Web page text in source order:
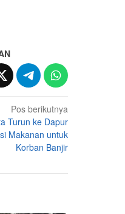
Pos berikutnya
Turun ke Dapur
Makanan untuk
Korban Banjir